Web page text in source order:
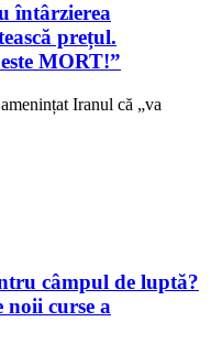
întârzierea
prețul.
MORT!”
Iranul că „va
câmpul de luptă?
noii curse a